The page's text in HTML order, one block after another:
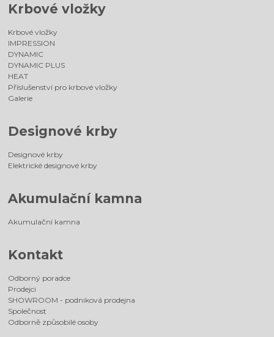
Krbové vložky
Krbové vložky
IMPRESSION
DYNAMIC
DYNAMIC PLUS
HEAT
Příslušenství pro krbové vložky
Galerie
Designové krby
Designové krby
Elektrické designové krby
Akumulační kamna
Akumulační kamna
Kontakt
Odborný poradce
Prodejci
SHOWROOM - podniková prodejna
Společnost
Odborně způsobilé osoby